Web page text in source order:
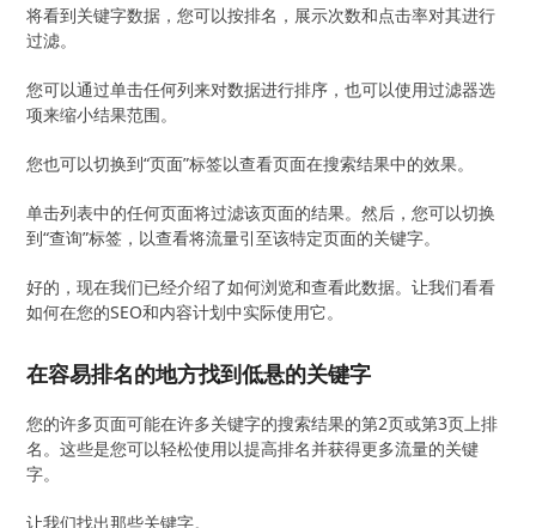
将看到关键字数据，您可以按排名，展示次数和点击率对其进行
过滤。
您可以通过单击任何列来对数据进行排序，也可以使用过滤器选
项来缩小结果范围。
您也可以切换到“页面”标签以查看页面在搜索结果中的效果。
单击列表中的任何页面将过滤该页面的结果。然后，您可以切换
到“查询”标签，以查看将流量引至该特定页面的关键字。
好的，现在我们已经介绍了如何浏览和查看此数据。让我们看看
如何在您的SEO和内容计划中实际使用它。
在容易排名的地方找到低悬的关键字
您的许多页面可能在许多关键字的搜索结果的第2页或第3页上排
名。这些是您可以轻松使用以提高排名并获得更多流量的关键
字。
让我们找出那些关键字。